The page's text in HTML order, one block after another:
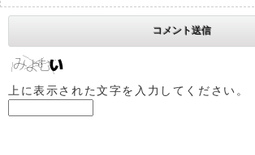
上に表示された文字を入力してください。